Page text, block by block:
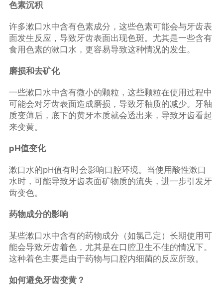
色素沉积
许多漱口水中含有色素成分，这些色素可能会与牙齿表
面发生反应，导致牙齿表面出现色斑。尤其是一些含有
食用色素的漱口水，更容易导致这种情况的发生。
磨损和去矿化
一些漱口水中含有微小的颗粒，这些颗粒在使用过程中
可能会对牙齿表面造成磨损，导致牙釉质的减少。牙釉
质变薄后，底下的黄牙本质就会透出来，导致牙齿看起
来变黄。
pH值变化
漱口水的pH值有时会影响口腔环境。当使用酸性漱口
水时，可能导致牙齿表面矿物质的流失，进一步引发牙
齿变色。
药物成分的影响
某些漱口水中含有的药物成分（如氯己定）长期使用可
能会导致牙齿着色，尤其是在口腔卫生不佳的情况下。
这种着色主要是由于药物与口腔内细菌的反应所致。
如何避免牙齿变黄？